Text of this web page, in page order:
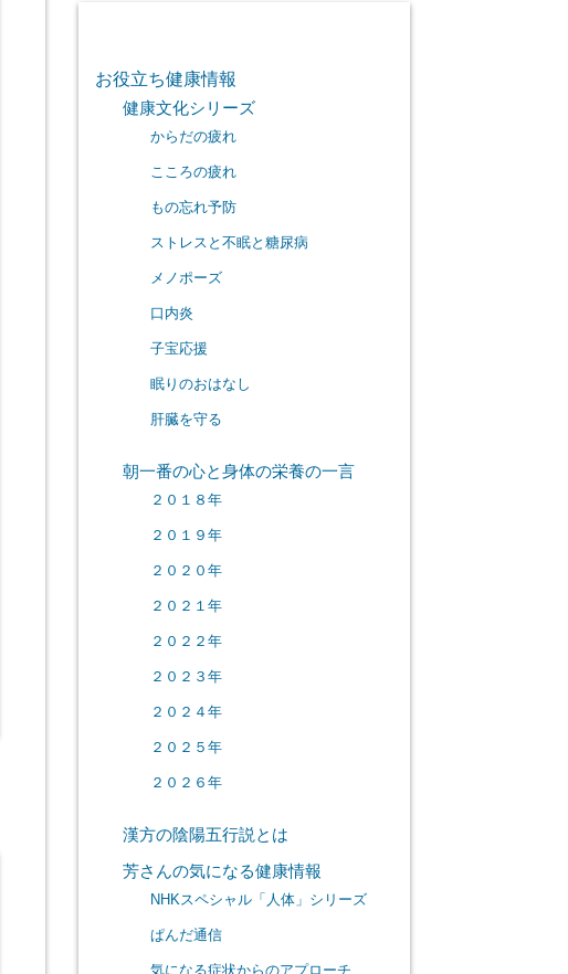
お役立ち健康情報
健康文化シリーズ
からだの疲れ
こころの疲れ
もの忘れ予防
ストレスと不眠と糖尿病
メノポーズ
口内炎
子宝応援
眠りのおはなし
肝臓を守る
朝一番の心と身体の栄養の一言
２０１８年
２０１９年
２０２０年
２０２１年
２０２２年
２０２３年
２０２４年
２０２５年
２０２６年
漢方の陰陽五行説とは
芳さんの気になる健康情報
NHKスペシャル「人体」シリーズ
ぱんだ通信
気になる症状からのアプローチ